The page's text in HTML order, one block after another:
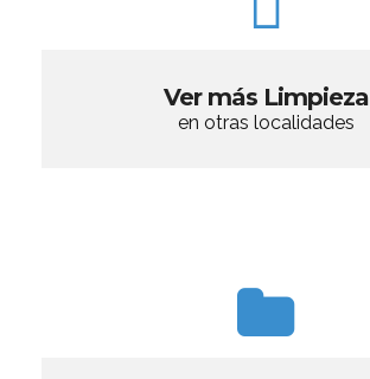
Ver más Limpieza
en otras localidades